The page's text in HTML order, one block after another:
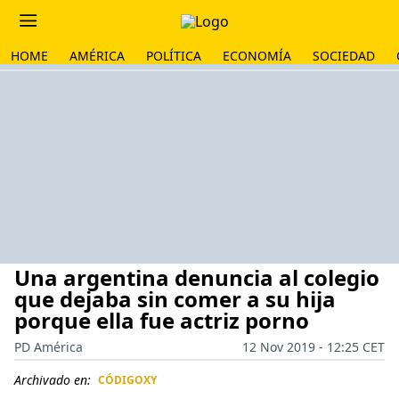
HOME AMÉRICA POLÍTICA ECONOMÍA SOCIEDAD
Una argentina denuncia al colegio
que dejaba sin comer a su hija
porque ella fue actriz porno
PD América
12 Nov 2019 - 12:25 CET
Archivado en: CÓDIGOXY